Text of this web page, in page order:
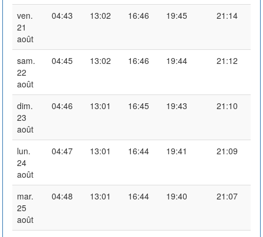
ven.
21
août
04:43 13:02 16:46 19:45 21:14
sam.
22
août
04:45 13:02 16:46 19:44 21:12
dim.
23
août
04:46 13:01 16:45 19:43 21:10
lun.
24
août
04:47 13:01 16:44 19:41 21:09
mar.
25
août
04:48 13:01 16:44 19:40 21:07